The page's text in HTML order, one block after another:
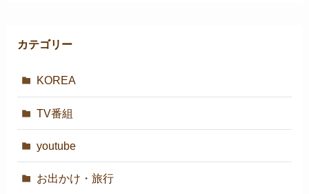
カテゴリー
KOREA
TV番組
youtube
お出かけ・旅行